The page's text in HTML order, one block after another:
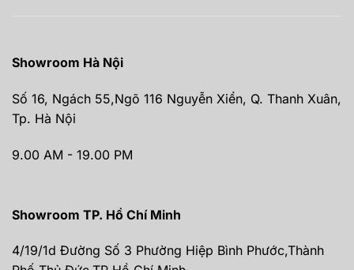
Showroom Hà Nội
Số 16, Ngách 55,Ngõ 116 Nguyễn Xiển, Q. Thanh Xuân,
Tp. Hà Nội
9.00 AM - 19.00 PM
Showroom TP. Hồ Chí Minh
4/19/1d Đường Số 3 Phường Hiệp Bình Phước,Thành